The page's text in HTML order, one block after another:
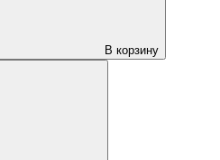
В корзину